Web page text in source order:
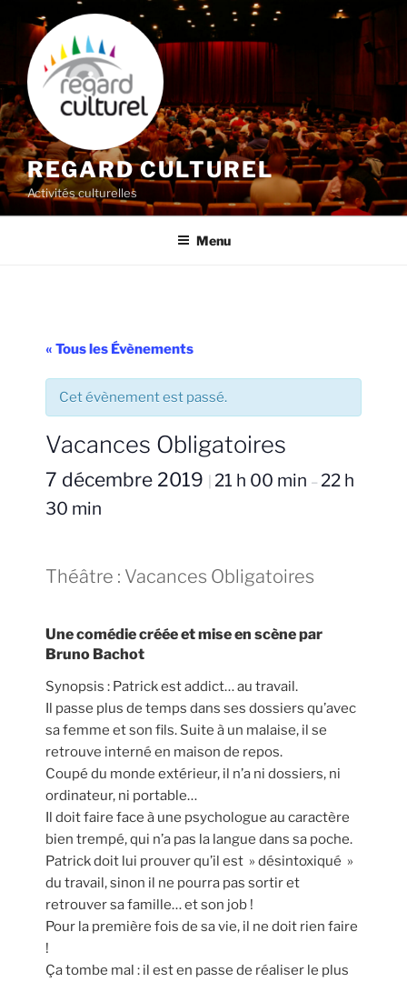
contenu
principal
REGARD CULTUREL
Activités culturelles
Menu
« Tous les Évènements
Cet évènement est passé.
Vacances Obligatoires
7 décembre 2019 21 h 00 min – 22 h
30 min
Théâtre : Vacances Obligatoires
Une comédie créée et mise en scène par
Bruno Bachot
Synopsis : Patrick est addict… au travail.
Il passe plus de temps dans ses dossiers qu’avec
sa femme et son fils. Suite à un malaise, il se
retrouve interné en maison de repos.
Coupé du monde extérieur, il n’a ni dossiers, ni
ordinateur, ni portable…
Il doit faire face à une psychologue au caractère
bien trempé, qui n’a pas la langue dans sa poche.
Patrick doit lui prouver qu’il est » désintoxiqué »
du travail, sinon il ne pourra pas sortir et
retrouver sa famille… et son job !
Pour la première fois de sa vie, il ne doit rien faire
!
Ça tombe mal : il est en passe de réaliser le plus